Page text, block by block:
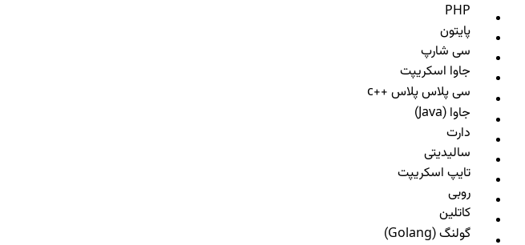
PHP
پایتون
سی شارپ
جاوا اسکریپت
سی پلاس پلاس ++c
جاوا (Java)
دارت
سالیدیتی
تایپ اسکریپت
روبی
کاتلین
گولنگ (Golang)